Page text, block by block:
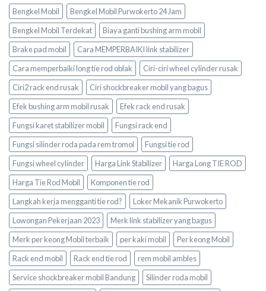
Bengkel Mobil
Bengkel Mobil Purwokerto 24 Jam
Bengkel Mobil Terdekat
Biaya ganti bushing arm mobil
Brake pad mobil
Cara MEMPERBAIKI link stabilizer
Cara memperbaiki long tie rod oblak
Ciri-ciri wheel cylinder rusak
Ciri2 rack end rusak
Ciri shockbreaker mobil yang bagus
Efek bushing arm mobil rusak
Efek rack end rusak
Fungsi karet stabilizer mobil
Fungsi rack end
Fungsi silinder roda pada rem tromol
Fungsi tie rod
Fungsi wheel cylinder
Harga Link Stabilizer
Harga Long TIE ROD
Harga Tie Rod Mobil
Komponen tie rod
Langkah kerja mengganti tie rod?
Loker Mekanik Purwokerto
Lowongan Pekerjaan 2023
Merk link stabilizer yang bagus
Merk per keong Mobil terbaik
per kaki mobil
Per keong Mobil
Rack end mobil
Rack end tie rod
rem mobil ambles
Service shockbreaker mobil Bandung
Silinder roda mobil